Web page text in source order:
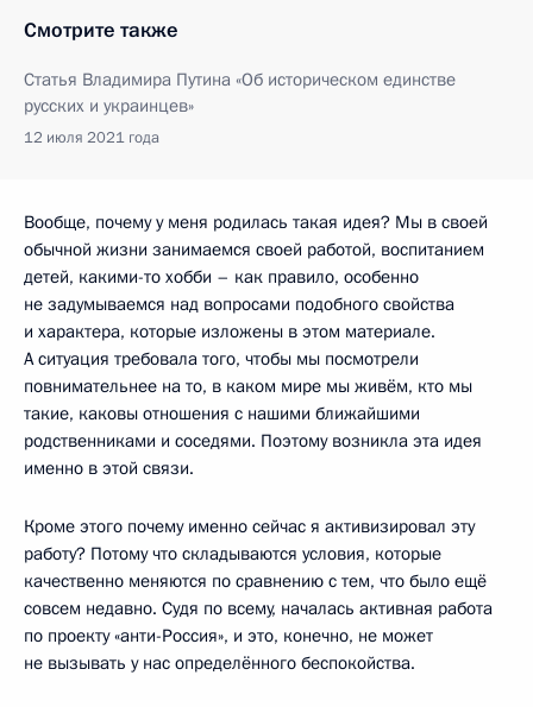
Смотрите также
Статья Владимира Путина «Об историческом единстве
русских и украинцев»
12 июля 2021 года
Вообще, почему у меня родилась такая идея? Мы в своей
обычной жизни занимаемся своей работой, воспитанием
детей, какими-то хобби – как правило, особенно
не задумываемся над вопросами подобного свойства
и характера, которые изложены в этом материале.
А ситуация требовала того, чтобы мы посмотрели
повнимательнее на то, в каком мире мы живём, кто мы
такие, каковы отношения с нашими ближайшими
родственниками и соседями. Поэтому возникла эта идея
именно в этой связи.
Кроме этого почему именно сейчас я активизировал эту
работу? Потому что складываются условия, которые
качественно меняются по сравнению с тем, что было ещё
совсем недавно. Судя по всему, началась активная работа
по проекту «анти-Россия», и это, конечно, не может
не вызывать у нас определённого беспокойства.